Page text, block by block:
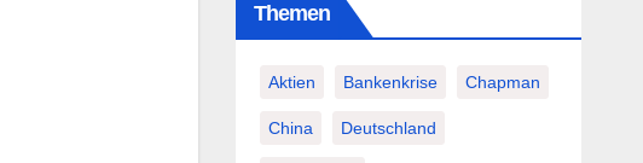
Themen
Aktien Bankenkrise Chapman
China Deutschland